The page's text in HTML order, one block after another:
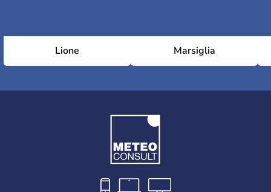
Lione Marsiglia